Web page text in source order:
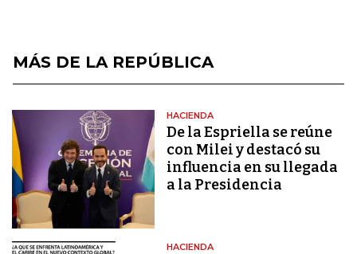
MÁS DE LA REPÚBLICA
HACIENDA
De la Espriella se reúne
con Milei y destacó su
influencia en su llegada
a la Presidencia
HACIENDA